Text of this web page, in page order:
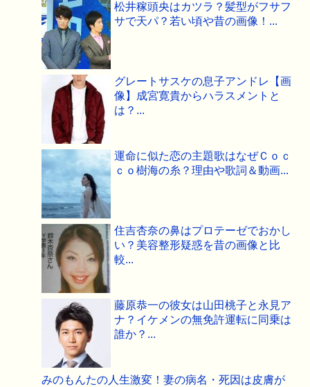
松井稼頭央はカツラ？髪型がフサフ
サで天パ？若い頃や昔の画像！...
グレートサスケの息子アンドレ【画
像】成宮寛貴からハラスメントと
は？...
運命に似た恋の主題歌はなぜＣｏｃ
ｃｏ樹海の糸？理由や歌詞＆動画...
住吉杏奈の鼻はプロテーゼでおかし
い？美容整形疑惑を昔の画像と比
較...
藤原恭一の彼女は山田桃子と永見ア
ナ？イケメンの無免許運転に同乗は
誰か？...
みのもんたの人生激変！妻の病名・死因は皮膚が